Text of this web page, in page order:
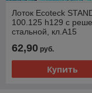
Лоток Ecoteck
100.125 h129 с
стальной, кл.А15
62,90 руб.
Купить